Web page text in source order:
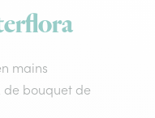
mains
de bouquet de